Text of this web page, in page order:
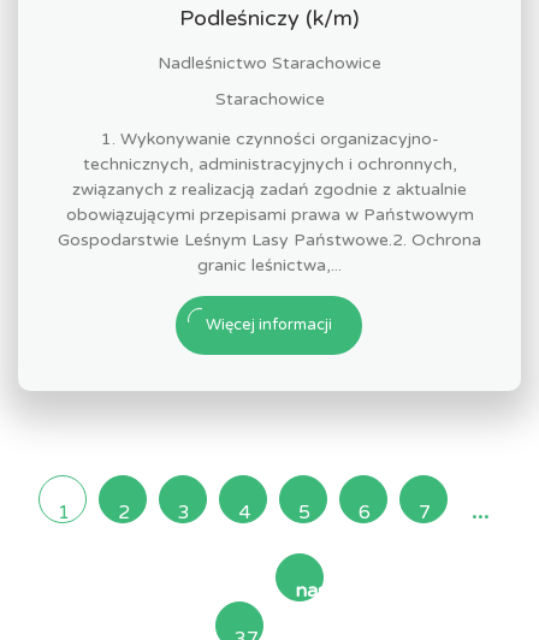
Podleśniczy (k/m)
Nadleśnictwo Starachowice
Starachowice
1. Wykonywanie czynności organizacyjno-
technicznych, administracyjnych i ochronnych,
związanych z realizacją zadań zgodnie z aktualnie
obowiązującymi przepisami prawa w Państwowym
Gospodarstwie Leśnym Lasy Państwowe.2. Ochrona
granic leśnictwa,...
Więcej informacji
1 2 3 4 5 6 7 ...
następna